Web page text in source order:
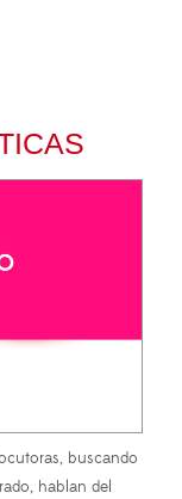
buscando
hablan del